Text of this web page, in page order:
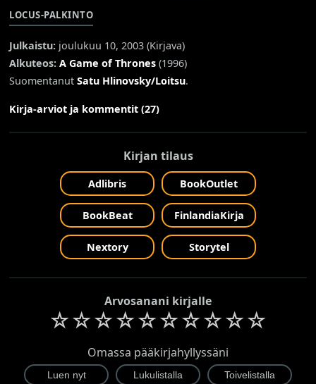
LOCUS-PALKINTO
Julkaistu: joulukuu 10, 2003 (Kirjava)
Alkuteos: A Game of Thrones (1996)
SuomentanutSatu Hlinovsky/Loitsu.
Kirja-arviot ja kommentit (27)
Kirjan tilaus
Adlibris BookOutlet
BookBeat FinlandiaKirja
Nextory Storytel
Arvosanani kirjalle
☆☆☆☆☆☆☆☆☆☆
Omassa pääkirjahyllyssäni